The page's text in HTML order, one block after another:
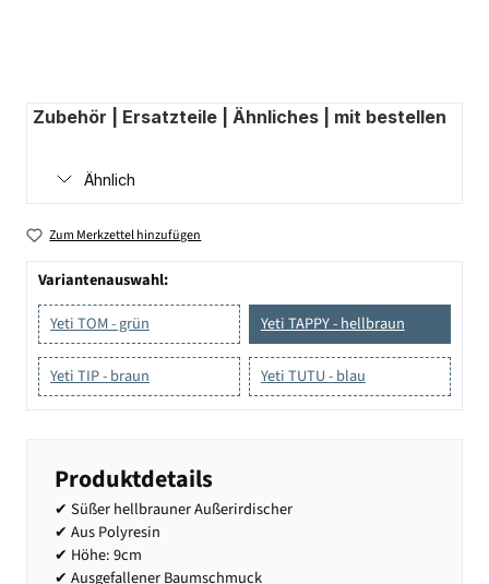
Zubehör | Ersatzteile | Ähnliches | mit bestellen
Ähnlich
Zum Merkzettel hinzufügen
Variantenauswahl:
Yeti TOM - grün
Yeti TAPPY - hellbraun
Yeti TIP - braun Yeti TUTU - blau
Produktdetails
✔ Süßer hellbrauner Außerirdischer
✔ Aus Polyresin
✔ Höhe: 9cm
✔ Ausgefallener Baumschmuck